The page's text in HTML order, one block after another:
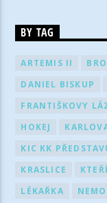
BY TAG
ARTEMIS II
DANIEL BISKUP
FRANTIŠKOVY
HOKEJ
KIC KK
KRASLICE
LÉKAŘKA